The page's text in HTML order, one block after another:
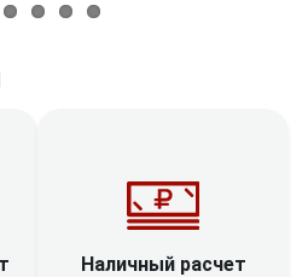
Наличный расчет